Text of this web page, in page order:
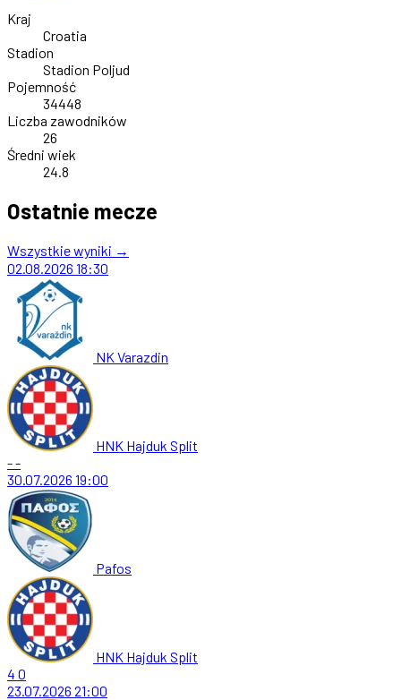
Kraj
Croatia
Stadion
Stadion Poljud
Pojemność
34448
Liczba zawodników
26
Średni wiek
24.8
Ostatnie mecze
Wszystkie wyniki →
02.08.2026 18:30
NK Varazdin
HNK Hajduk Split
--
30.07.2026 19:00
Pafos
HNK Hajduk Split
4 0
23.07.2026 21:00